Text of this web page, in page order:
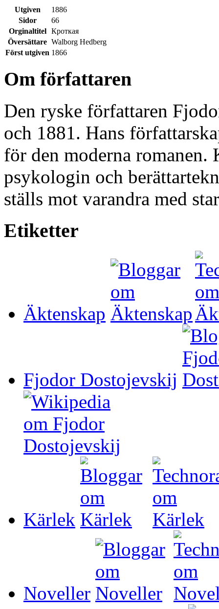
Utgiven
1886
Sidor
66
Orginaltitel
Кроткая
Översättare Walborg Hedberg
Först utgiven 1866
Om författaren
Den ryske författaren
och 1881. Hans
för den moderna romanen.
psykologin och
ställs mot varandra med
Etiketter
Äktenskap
Fjodor Dostojevskij
Kärlek
Noveller